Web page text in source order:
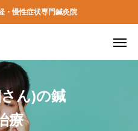
・慢性症状専門鍼灸院
ん)の鍼
療